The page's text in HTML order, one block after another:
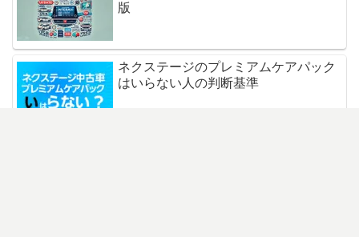
版
ネクステージのプレミアムケアパック
はいらない人の判断基準